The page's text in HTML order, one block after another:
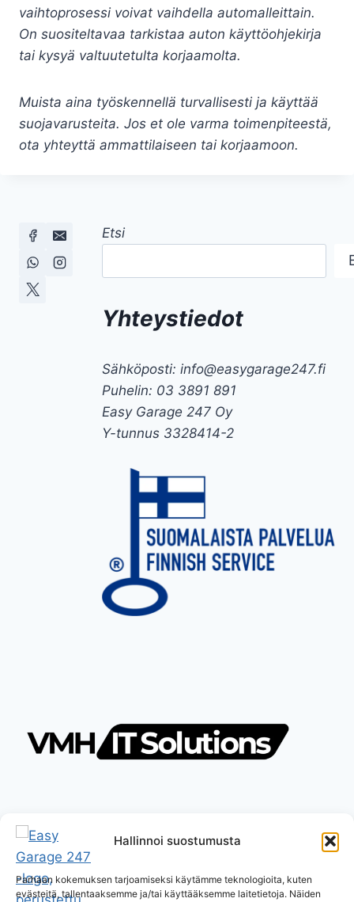
Hallinnoi suostumusta
Parhaan kokemuksen tarjoamiseksi käytämme teknologioita, kuten
evästeitä, tallentaaksemme ja/tai käyttääksemme laitetietoja. Näiden
vaihtoprosessi voivat vaihdella automalleittain.
On suositeltavaa tarkistaa auton käyttöohjekirja
tai kysyä valtuutetulta korjaamolta.
Muista aina työskennellä turvallisesti ja käyttää
suojavarusteita. Jos et ole varma toimenpiteestä,
ota yhteyttä ammattilaiseen tai korjaamoon.
Etsi
Yhteystiedot
Sähköposti: info@easygarage247.fi
Puhelin: 03 3891 891
Easy Garage 247 Oy
Y-tunnus 3328414-2